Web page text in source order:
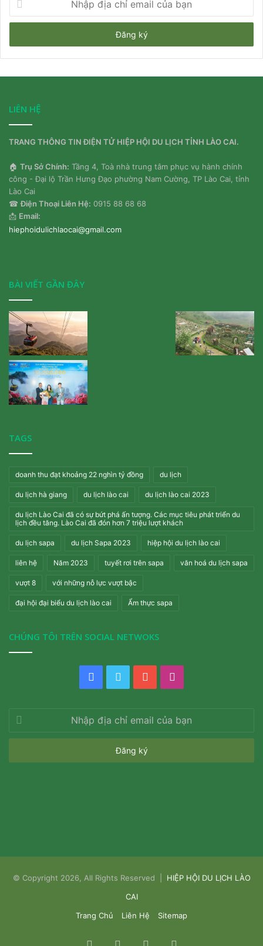
địa
chỉ
của
bạn
LIÊN HỆ
TRANG THÔNG TIN ĐIỆN TỬ HIỆP HỘI DU LỊCH TỈNH LÀO CAI.
🏠 Trụ Sở Chính: Tầng 4, Toà nhà trung tâm phục vụ hành chính
công - Đại lộ Trần Hưng Đạo phường Nam Cường, TP Lào Cai, tỉnh
Lào Cai
☎Điện Thoại Liên Hệ: 0915 88 68 68
📩 Email:
hiephoidulichlaocai@gmail.com
BÀI VIẾT GẦN ĐÂY
TAGS
doanh thu đạt khoảng 22 nghìn tỷ đồng du lịch
du lịch hà giang du lịch lào cai du lịch lào cai 2023
du lịch Lào Cai đã có sự bứt phá ấn tượng. Các mục tiêu phát triển du
lịch đều tăng. Lào Cai đã đón hơn 7 triệu lượt khách
du lịch sapa du lịch Sapa 2023 hiệp hội du lịch lào cai
liên hệ Năm 2023 tuyết rơi trên sapa văn hoá du lịch sapa
vượt 8 với những nỗ lực vượt bậc
đại hội đại biểu du lịch lào cai Ẩm thực sapa
CHÚNG TÔI TRÊN SOCIAL NETWOKS
Facebook
Twitter YouTube
địa
chỉ
của
© Copyright 2026, All Rights Reserved | HIỆP HỘI DU LỊCH LÀO
CAI
Trang Chủ
Liên Hệ Sitemap